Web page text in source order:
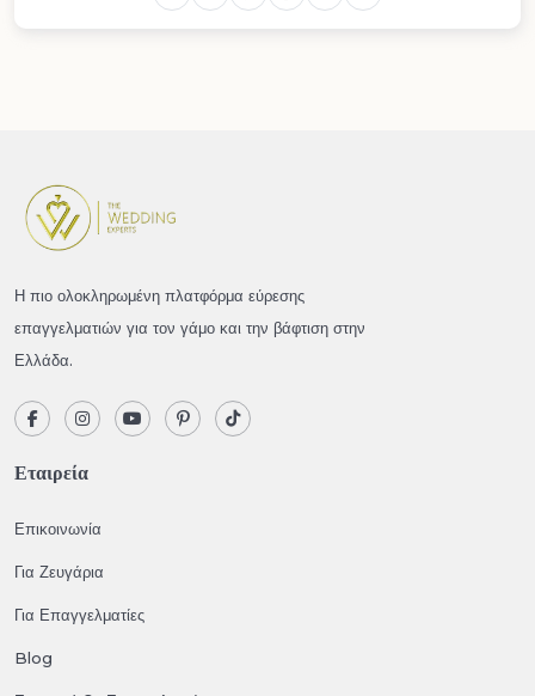
Η πιο ολοκληρωμένη πλατφόρμα εύρεσης
επαγγελματιών για τον γάμο και την βάφτιση στην
Ελλάδα.
Εταιρεία
Επικοινωνία
Για Ζευγάρια
Για Επαγγελματίες
Blog